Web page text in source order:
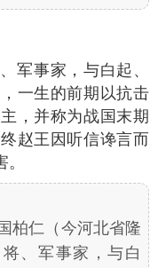
军事家，与白起、
一生的前期以抗击
，并称为战国末期
赵王因听信谗言而
柏仁（今河北省隆
、军事家，与白